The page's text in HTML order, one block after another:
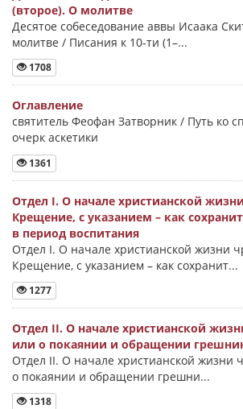
(второе). О молитве
Десятое собеседование аввы Исаака
молитве / Писания к 10-ти (1–...
1708
Оглавление
святитель Феофан Затворник / Путь ко
очерк аскетики
1361
Отдел I. О начале христианской
Крещение, с указанием – как
в период воспитания
Отдел I. О начале христианской жизни
Крещение, с указанием – как сохранит...
1277
Отдел II. О начале христианской
или о покаянии и обращении
Отдел II. О начале христианской жизни
о покаянии и обращении грешни...
1318